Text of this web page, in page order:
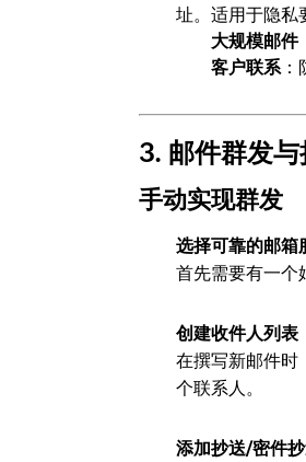
址。适用于隐私
大规模邮件
客户联系：
3. 邮件群发
手动实现群发
选择可靠的邮箱
首先需要有一个
创建收件人列表
在撰写新邮件时
个联系人。
添加抄送/密件